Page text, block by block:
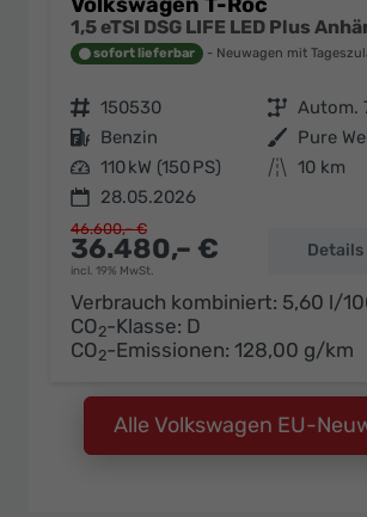
sofort lieferbar Neuwagen mit
Fahrzeugnr. 150530 Getriebe Autom.
Kraftstoff Benzin Außenfarbe Pure
Leistung 110 kW (150 PS) Kilometerstand 10 km
28.05.2026
36.480,– €
incl. 19% MwSt.
46.600,– €
Details
Verbrauch kombiniert: 5,60 l/
CO2-Klasse: D
CO2-Emissionen: 128,00 g/km
Alle Volkswagen EU-